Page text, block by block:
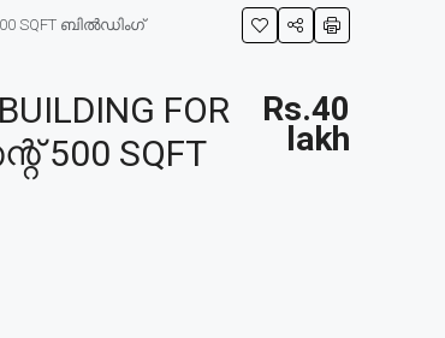
500 SQFT ബിൽഡിംഗ്‌
FOR
500 SQFT
Rs.40
lakh